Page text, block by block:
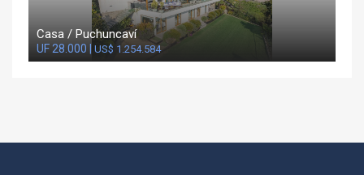
Casa / Puchuncaví
UF 28.000 | US$ 1.254.584